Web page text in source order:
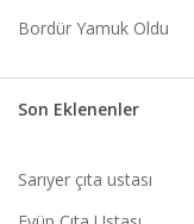
Bordür Yamuk Oldu
Son Eklenenler
Sarıyer çıta ustası